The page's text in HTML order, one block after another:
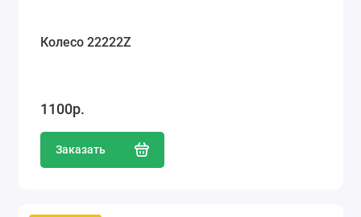
Ремонт мелкой бытовой техники
Колесо 22222Z
1100р.
Заказать